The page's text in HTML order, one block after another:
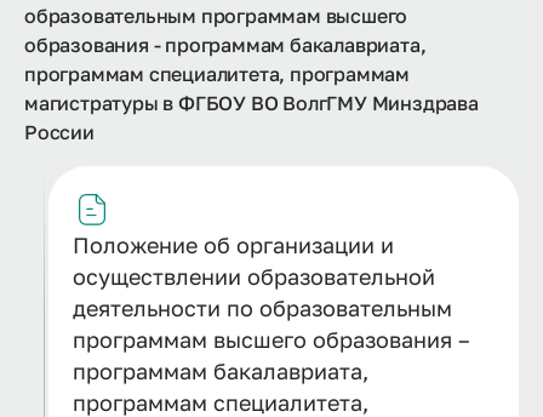
образовательным программам высшего
образования - программам бакалавриата,
программам специалитета, программам
магистратуры в ФГБОУ ВО ВолгГМУ Минздрава
России
Положение об организации и
осуществлении образовательной
деятельности по образовательным
программам высшего образования –
программам бакалавриата,
программам специалитета,